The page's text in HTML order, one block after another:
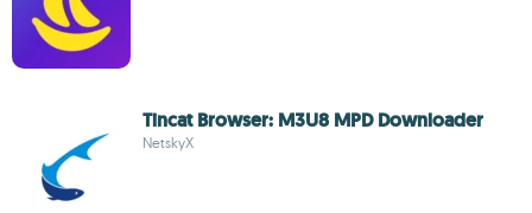
Tincat Browser: M3U8 MPD Downloader
NetskyX